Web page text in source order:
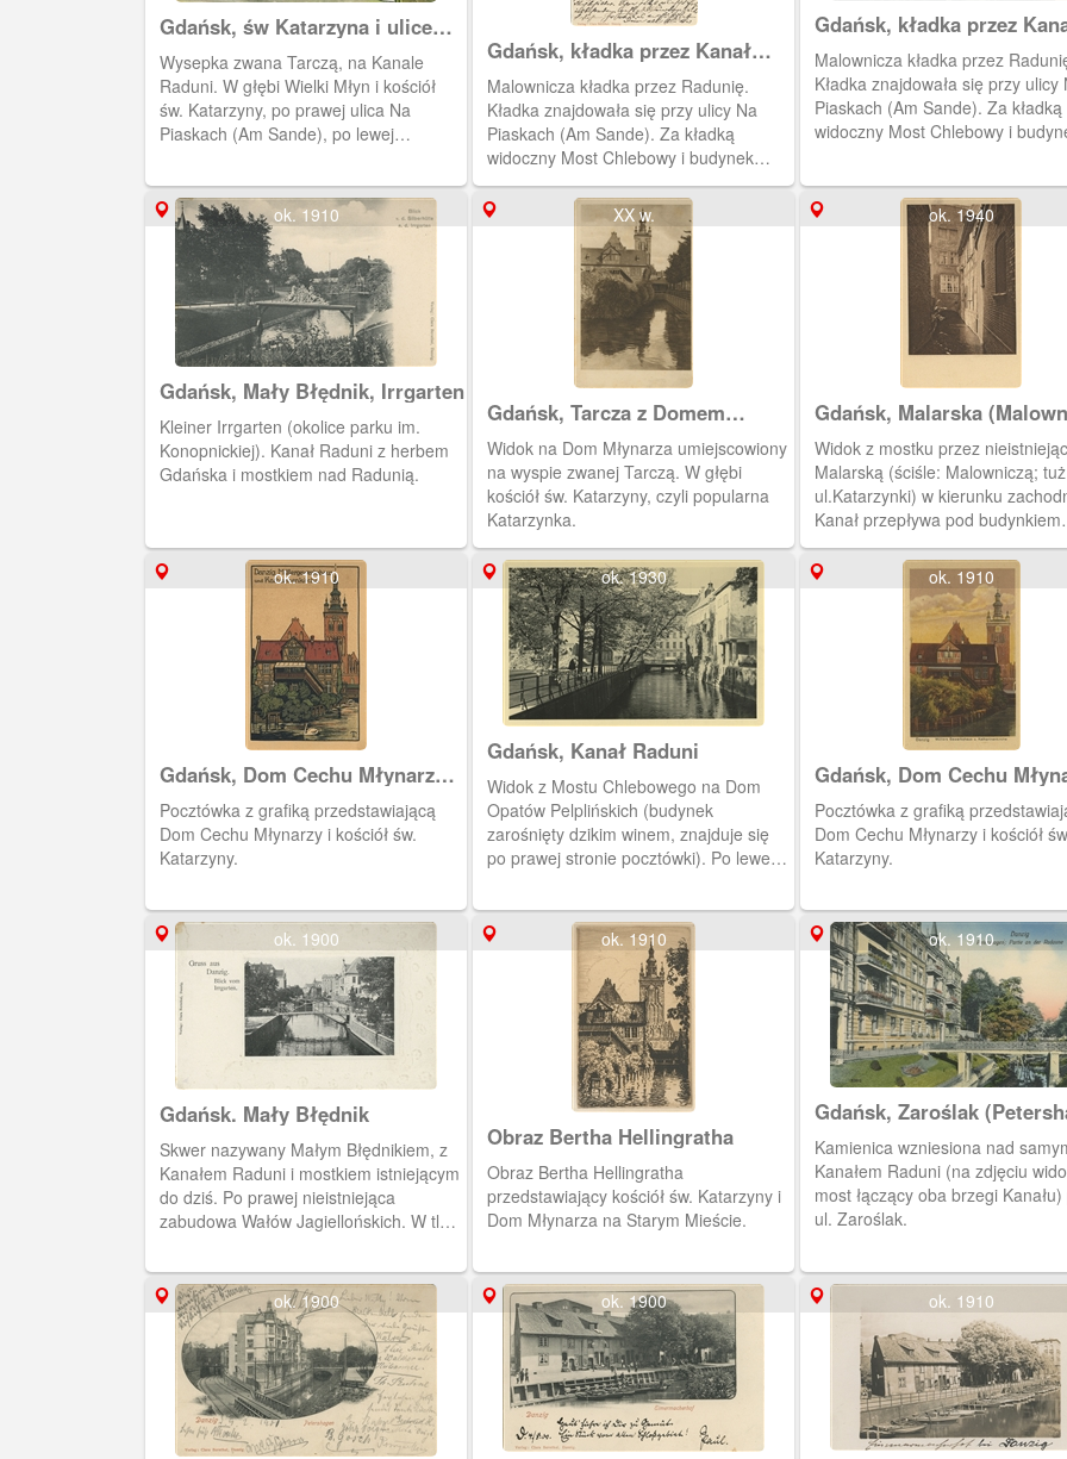
przez kolejnego właściciela budynek
został wykupiony przez miasto i
umieszczono w nim Miejski Urząd
Budowlany znany także jako Policja
Budowlana (Baupolizeiamt). Wykonano
wreszcie generalny remont wraz z
odtworzeniem zrujnowanej kamieniarki.
wyniku działań wojennych. Za domem
widoczny budynek Uniwersytetu
Gdańskiego.
Gdańsk, św Katarzyna i ulice
wokół Tarczy
Wysepka zwana Tarczą, na Kanale
Raduni. W głębi Wielki Młyn i kościół
św. Katarzyny, po prawej ulica Na
Piaskach (Am Sande), po lewej
der Grossen Muhle).
Gdańsk, kładka przez Kanał
Raduni
Malownicza kładka przez Radunię.
Kładka znajdowała się przy ulicy Na
Piaskach (Am Sande). Za kładką
widoczny Most Chlebowy i budynek
Cechu Młynarzy.
Gdańsk, kładka przez
Raduni
Malownicza kładka przez
Kładka znajdowała się przy ulicy
Piaskach (Am Sande). Za kładką
widoczny Most Chlebowy i
ok. 1910
Gdańsk, Mały Błędnik, Irrgarten
Kleiner Irrgarten (okolice parku im.
Konopnickiej). Kanał Raduni z herbem
Gdańska i mostkiem nad Radunią.
XX w.
Gdańsk, Tarcza z Domem
Młynarza
Widok na Dom Młynarza umiejscowiony
na wyspie zwanej Tarczą. W głębi
kościół św. Katarzyny, czyli popularna
Katarzynka.
ok. 1940
Gdańsk, Malarska
Widok z mostku przez
Malarską (ściśle: Malowniczą;
ul.Katarzynki) w kierunku
Kanał przepływa pod budynkiem
St.Katharinen Kirchensteig 3
ok. 1910
Gdańsk, Dom Cechu Młynarzy i
kościół św. Katarzyny
Pocztówka z grafiką przedstawiającą
Dom Cechu Młynarzy i kościół św.
Katarzyny.
ok. 1930
Gdańsk, Kanał Raduni
Widok z Mostu Chlebowego na Dom
Opatów Pelplińskich (budynek
zarośnięty dzikim winem, znajduje się
po prawej stronie pocztówki). Po lewej
ok. 1910
Gdańsk, Dom Cechu
kościół św. Katarzyny
Pocztówka z grafiką
Dom Cechu Młynarzy i kościół
Katarzyny.
ok. 1900
Gdańsk. Mały Błędnik
Skwer nazywany Małym Błędnikiem, z
Kanałem Raduni i mostkiem istniejącym
do dziś. Po prawej nieistniejąca
zabudowa Wałów Jagiellońskich. W tle
ok. 1910
Obraz Bertha Hellingratha
Obraz Bertha Hellingratha
przedstawiający kościół św. Katarzyny i
Dom Młynarza na Starym Mieście.
ok. 1910
Gdańsk, Zaroślak
Kamienica wzniesiona nad
Kanałem Raduni (na zdjęciu
most łączący oba brzegi
ul. Zaroślak.
ok. 1900 ok. 1900 ok. 1910